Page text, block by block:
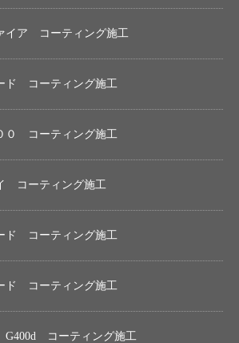
イア コーティング施工
ド コーティング施工
０ コーティング施工
コーティング施工
ド コーティング施工
ド コーティング施工
コーティング施工